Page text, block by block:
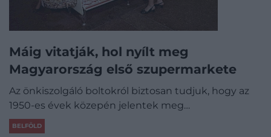
Máig vitatják, hol nyílt meg
Magyarország első szupermarkete
Az önkiszolgáló boltokról biztosan tudjuk, hogy az
1950-es évek közepén jelentek meg…
BELFÖLD